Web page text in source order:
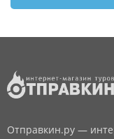
Отправкин.ру —